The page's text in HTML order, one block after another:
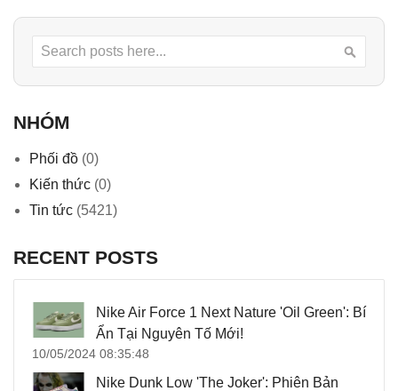
Search
NHÓM
Phối đồ (0)
Kiến thức (0)
Tin tức (5421)
RECENT POSTS
Nike Air Force 1 Next Nature 'Oil Green': Bí
Ẩn Tại Nguyên Tố Mới!
10/05/2024 08:35:48
Nike Dunk Low 'The Joker': Phiên Bản